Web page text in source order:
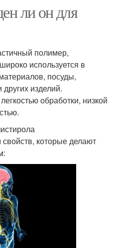
ли он для
полимер,
используется в
посуды,
изделий.
обработки, низкой
которые делают